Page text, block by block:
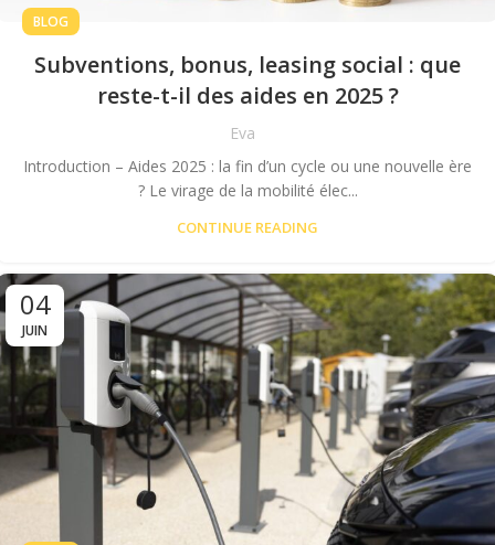
BLOG
Subventions, bonus, leasing social : que
reste-t-il des aides en 2025 ?
Eva
Introduction – Aides 2025 : la fin d’un cycle ou une nouvelle ère
? Le virage de la mobilité élec...
CONTINUE READING
04
JUIN